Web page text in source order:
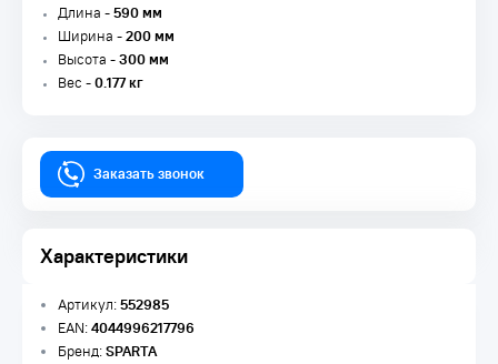
Длина -590 мм
Ширина -200 мм
Высота -300 мм
Вес -0.177 кг
Заказать звонок
Характеристики
Артикул:552985
EAN:4044996217796
Бренд:SPARTA